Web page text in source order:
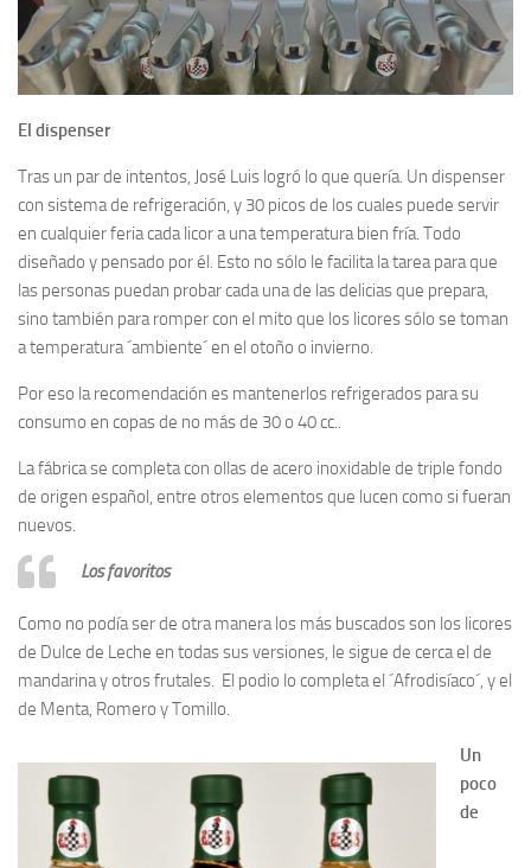
El dispenser
Tras un par de intentos, José Luis logró lo que quería. Un dispenser
con sistema de refrigeración, y 30 picos de los cuales puede servir
en cualquier feria cada licor a una temperatura bien fría. Todo
diseñado y pensado por él. Esto no sólo le facilita la tarea para que
las personas puedan probar cada una de las delicias que prepara,
sino también para romper con el mito que los licores sólo se toman
a temperatura ´ambiente´ en el otoño o invierno.
Por eso la recomendación es mantenerlos refrigerados para su
consumo en copas de no más de 30 o 40 cc..
La fábrica se completa con ollas de acero inoxidable de triple fondo
de origen español, entre otros elementos que lucen como si fueran
nuevos.
Los favoritos
Como no podía ser de otra manera los más buscados son los licores
de Dulce de Leche en todas sus versiones, le sigue de cerca el de
mandarina y otros frutales. El podio lo completa el ´Afrodisíaco´, y el
de Menta, Romero y Tomillo.
Un
poco
de